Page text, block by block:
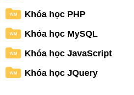
WM Khóa học PHP
WM Khóa học MySQL
WM Khóa học JavaScript
WM Khóa học JQuery